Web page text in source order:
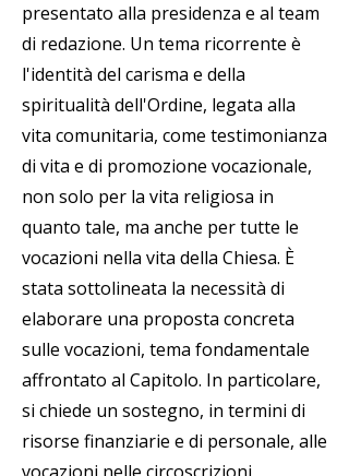
presentato alla presidenza e al team
di redazione. Un tema ricorrente è
l'identità del carisma e della
spiritualità dell'Ordine, legata alla
vita comunitaria, come testimonianza
di vita e di promozione vocazionale,
non solo per la vita religiosa in
quanto tale, ma anche per tutte le
vocazioni nella vita della Chiesa. È
stata sottolineata la necessità di
elaborare una proposta concreta
sulle vocazioni, tema fondamentale
affrontato al Capitolo. In particolare,
si chiede un sostegno, in termini di
risorse finanziarie e di personale, alle